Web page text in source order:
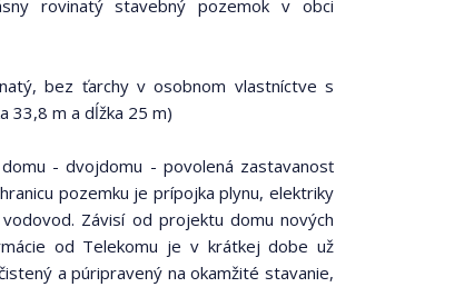
rovinatý stavebný pozemok v obci
bez ťarchy v osobnom vlastníctve s
33,8 m a dĺžka 25 m)
- dvojdomu - povolená zastavanosť
pozemku je prípojka plynu, elektriky
Závisí od projektu domu nových
od Telekomu je v krátkej dobe už
a púripravený na okamžité stavanie,